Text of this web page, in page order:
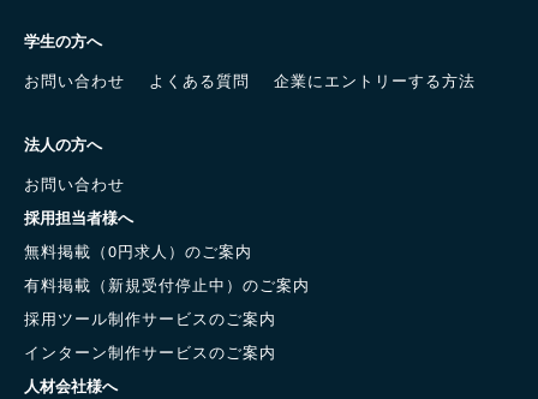
学生の方へ
お問い合わせ
よくある質問 企業にエントリーする方法
法人の方へ
お問い合わせ
採用担当者様へ
無料掲載（0円求人）のご案内
有料掲載（新規受付停止中）のご案内
採用ツール制作サービスのご案内
インターン制作サービスのご案内
人材会社様へ